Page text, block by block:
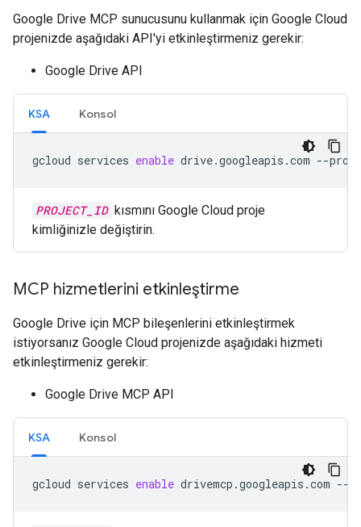
Google Drive MCP sunucusunu kullanmak için Google Cloud
projenizde aşağıdaki API'yi etkinleştirmeniz gerekir:
Google Drive API
KSA Konsol
gcloud services enable drive.googleapis.com --
PROJECT_ID kısmını Google Cloud proje
kimliğinizle değiştirin.
MCP hizmetlerini etkinleştirme
Google Drive için MCP bileşenlerini etkinleştirmek
istiyorsanız Google Cloud projenizde aşağıdaki hizmeti
etkinleştirmeniz gerekir:
Google Drive MCP API
KSA Konsol
gcloud services enable drivemcp.googleapis.com --